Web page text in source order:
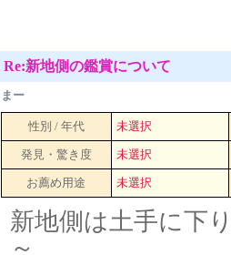
Re:新地側の鑑賞について
まー
性別 / 年代 未選択
発見・驚き度 未選択
お薦め用途 未選択
新地側は土手に下
～